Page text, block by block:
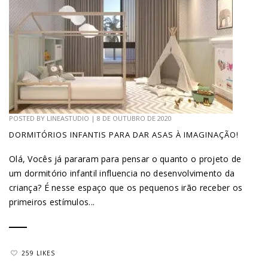
POSTED BY LINEASTUDIO | 8 DE OUTUBRO DE 2020
DORMITÓRIOS INFANTIS PARA DAR ASAS À IMAGINAÇÃO!
Olá, Vocês já pararam para pensar o quanto o projeto de
um dormitório infantil influencia no desenvolvimento da
criança? É nesse espaço que os pequenos irão receber os
primeiros estímulos...
259 LIKES